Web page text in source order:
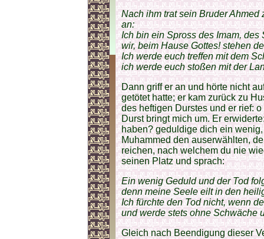
Nach ihm trat sein Bruder Ahmed
an:
Ich bin ein Spross des Imam, des
wir, beim Hause Gottes! stehen
Ich werde euch treffen mit dem
ich werde euch stoßen mit der
Dann griff er an und hörte nicht
getötet hatte; er kam zurück zu
des heftigen Durstes und er rief:
Durst bringt mich um. Er
haben? geduldige dich ein
Muhammed den auserwählten,
reichen, nach welchem du nie
seinen Platz und sprach:
Ein wenig Geduld und der Tod
denn meine Seele eilt in den
Ich fürchte den Tod nicht, wenn
und werde stets ohne Schwäche
Gleich nach Beendigung dieser